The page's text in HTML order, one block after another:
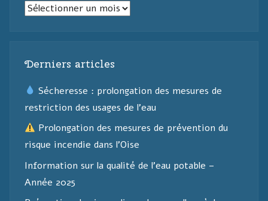
Archives
Derniers articles
Sécheresse : prolongation des mesures de
restriction des usages de l’eau
Prolongation des mesures de prévention du
risque incendie dans l’Oise
Information sur la qualité de l’eau potable –
Année 2025